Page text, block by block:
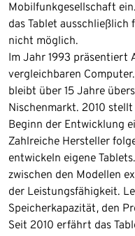
Mobilfunkgesellschaft
das Tablet
nicht möglich.
Im Jahr 1993 präsentiert
vergleichbaren
bleibt über 15 Jahre
Nischenmarkt. 2010
Beginn der Entwicklung
Zahlreiche Hersteller
entwickeln eigene
zwischen den Modellen
der Leistungsfähigkeit.
Speicherkapazität, den
Seit 2010 erfährt das